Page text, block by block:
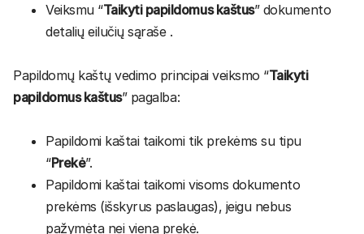
Veiksmu “Taikyti papildomus kaštus” dokumento
detalių eilučių sąraše .
Papildomų kaštų vedimo principai veiksmo “Taikyti
papildomus kaštus” pagalba:
Papildomi kaštai taikomi tik prekėms su tipu
“Prekė”.
Papildomi kaštai taikomi visoms dokumento
prekėms (išskyrus paslaugas), jeigu nebus
pažymėta nei viena prekė.